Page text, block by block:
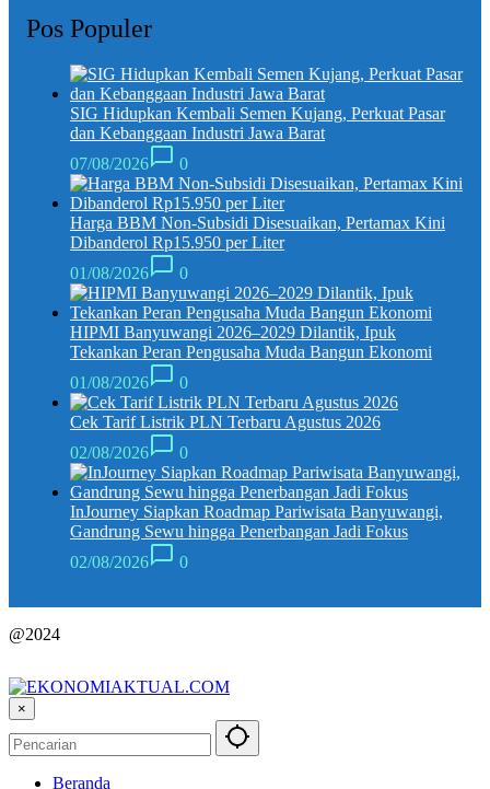
Pos Populer
SIG Hidupkan Kembali Semen Kujang, Perkuat Pasar
dan Kebanggaan Industri Jawa Barat
07/08/2026
0
Harga BBM Non-Subsidi Disesuaikan, Pertamax Kini
Dibanderol Rp15.950 per Liter
01/08/2026
0
HIPMI Banyuwangi 2026–2029 Dilantik, Ipuk
Tekankan Peran Pengusaha Muda Bangun Ekonomi
01/08/2026
0
Cek Tarif Listrik PLN Terbaru Agustus 2026
02/08/2026
0
InJourney Siapkan Roadmap Pariwisata Banyuwangi,
Gandrung Sewu hingga Penerbangan Jadi Fokus
02/08/2026
0
@2024
×
Beranda